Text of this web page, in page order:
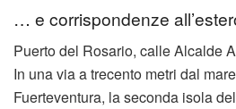
… e corrispondenze
Puerto del Rosario, calle Alcalde
In una via a trecento metri dal
Fuerteventura, la seconda isola